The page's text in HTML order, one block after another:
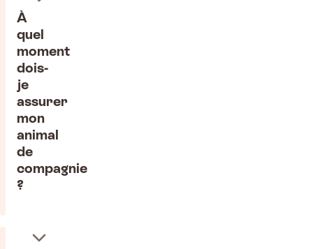
À
quel
moment
dois-
je
assurer
mon
animal
de
compagnie
?